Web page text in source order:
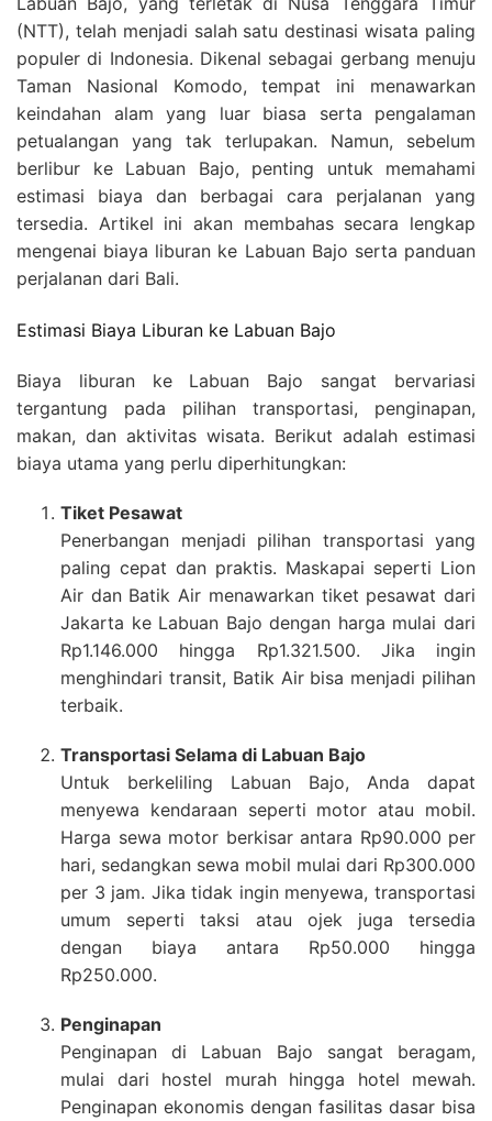
(NTT), telah menjadi salah satu destinasi wisata paling
populer di Indonesia. Dikenal sebagai gerbang menuju
Taman Nasional Komodo, tempat ini menawarkan
keindahan alam yang luar biasa serta pengalaman
petualangan yang tak terlupakan. Namun, sebelum
berlibur ke Labuan Bajo, penting untuk memahami
estimasi biaya dan berbagai cara perjalanan yang
tersedia. Artikel ini akan membahas secara lengkap
mengenai biaya liburan ke Labuan Bajo serta panduan
perjalanan dari Bali.
Estimasi Biaya Liburan ke Labuan Bajo
Biaya liburan ke Labuan Bajo sangat bervariasi
tergantung pada pilihan transportasi, penginapan,
makan, dan aktivitas wisata. Berikut adalah estimasi
biaya utama yang perlu diperhitungkan:
Tiket Pesawat
Penerbangan menjadi pilihan transportasi yang
paling cepat dan praktis. Maskapai seperti Lion
Air dan Batik Air menawarkan tiket pesawat dari
Jakarta ke Labuan Bajo dengan harga mulai dari
Rp1.146.000 hingga Rp1.321.500. Jika ingin
menghindari transit, Batik Air bisa menjadi pilihan
terbaik.
Transportasi Selama di Labuan Bajo
Untuk berkeliling Labuan Bajo, Anda dapat
menyewa kendaraan seperti motor atau mobil.
Harga sewa motor berkisar antara Rp90.000 per
hari, sedangkan sewa mobil mulai dari Rp300.000
per 3 jam. Jika tidak ingin menyewa, transportasi
umum seperti taksi atau ojek juga tersedia
dengan biaya antara Rp50.000 hingga
Rp250.000.
Penginapan
Penginapan di Labuan Bajo sangat beragam,
mulai dari hostel murah hingga hotel mewah.
Penginapan ekonomis dengan fasilitas dasar bisa